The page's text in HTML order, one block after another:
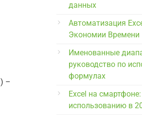
–
данных
Автоматизация
Экономии Времени
Именованные
руководство по
формулах
Excel на
использованию в